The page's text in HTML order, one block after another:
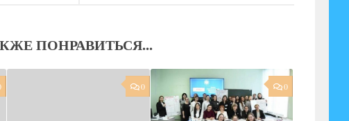
ПОНРАВИТЬСЯ...
0 0